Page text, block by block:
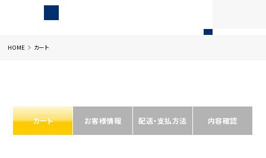
HOME カート
カート お客様情報 配送・支払方法 内容確認